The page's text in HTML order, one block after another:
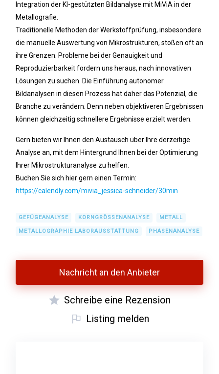
Integration der KI-gestützten Bildanalyse mit MiViA in der
Metallografie.
Traditionelle Methoden der Werkstoffprüfung, insbesondere
die manuelle Auswertung von Mikrostrukturen, stoßen oft an
ihre Grenzen. Probleme bei der Genauigkeit und
Reproduzierbarkeit fordern uns heraus, nach innovativen
Lösungen zu suchen. Die Einführung autonomer
Bildanalysen in diesen Prozess hat daher das Potenzial, die
Branche zu verändern. Denn neben objektiveren Ergebnissen
können gleichzeitig schnellere Ergebnisse erzielt werden.
Gern bieten wir Ihnen den Austausch über Ihre derzeitige
Analyse an, mit dem Hintergrund Ihnen bei der Optimierung
Ihrer Mikrostrukturanalyse zu helfen.
Buchen Sie sich hier gern einen Termin:
https://calendly.com/mivia_jessica-schneider/30min
GEFÜGEANALYSE KORNGRÖSSENANALYSE METALL
METALLOGRAPHIE LABORAUSSTATTUNG PHASENANALYSE
Nachricht an den Anbieter
Schreibe eine Rezension
Listing melden